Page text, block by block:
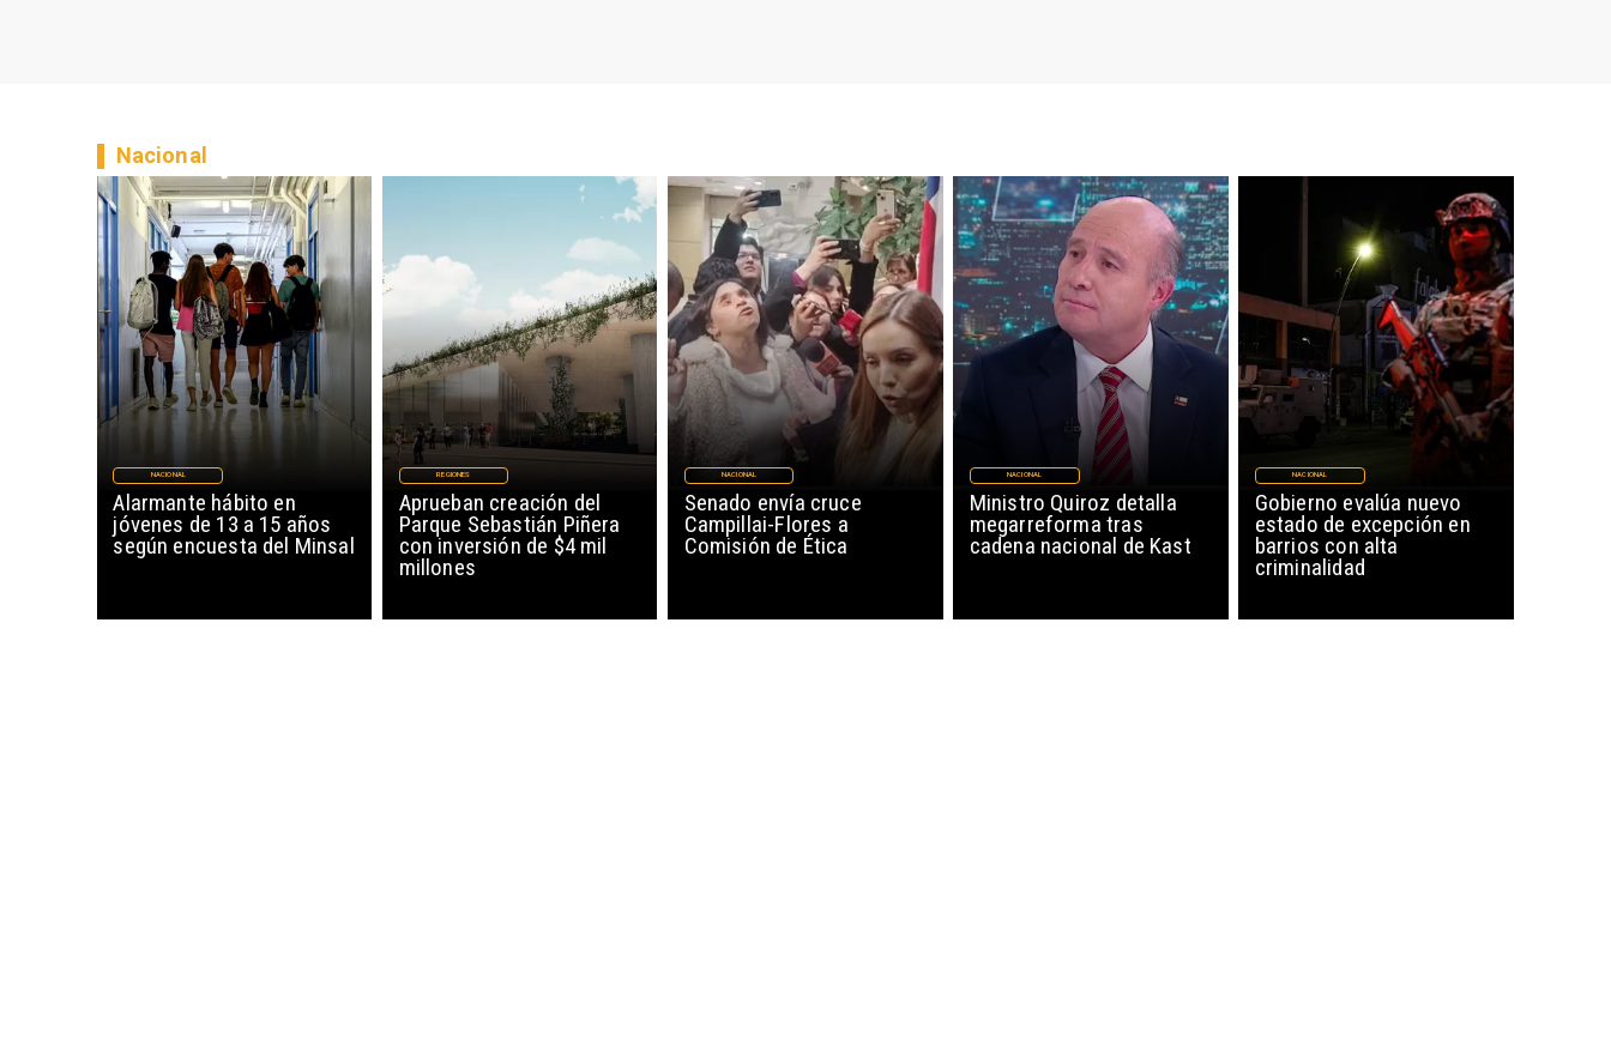
Alarmante hábito en
jóvenes de 13 a 15 años
según encuesta del Minsal
NACIONAL
Aprueban creación del
Parque Sebastián Piñera
con inversión de $4 mil
millones
REGIONES
Senado envía cruce
Campillai-Flores a
Comisión de Ética
NACIONAL
Ministro Quiroz detalla
megarreforma tras
cadena nacional de Kast
NACIONAL
Gobierno evalúa nuevo
estado de excepción en
barrios con alta
criminalidad
NACIONAL
Nacional